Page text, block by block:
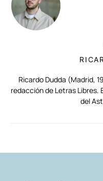
Ricardo Dudda (Madrid,
redacción de Letras Libres.
del